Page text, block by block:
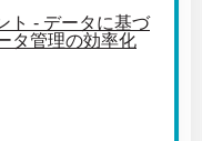
ト - データに基づ
タ管理の効率化